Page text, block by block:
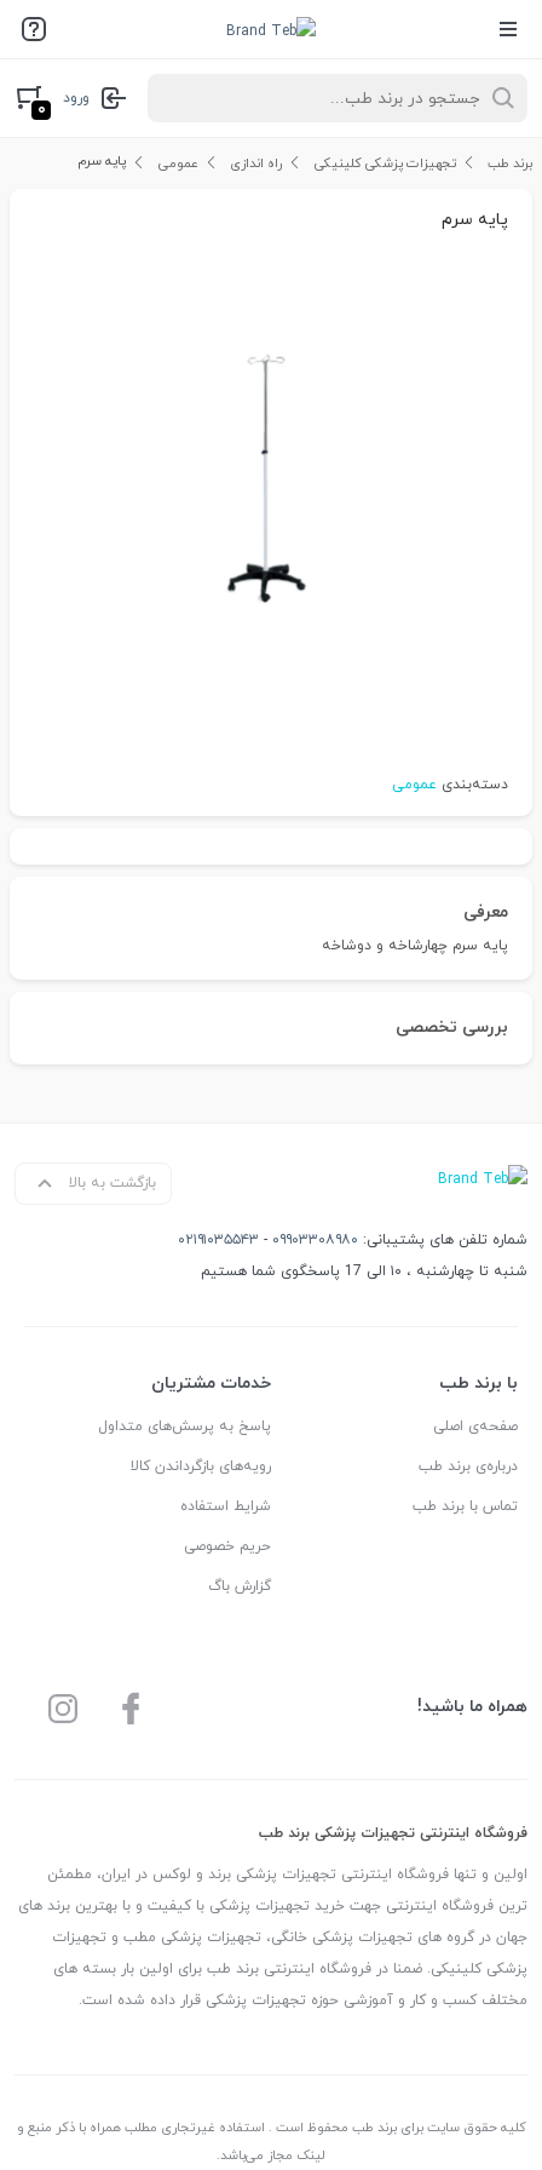
ورود
۰
برند طب تجهیزات پزشکی کلینیکی راه اندازی عمومی پایه سرم
پایه سرم
دسته‌بندی عمومی
معرفی
پایه سرم چهارشاخه و دوشاخه
بررسی تخصصی
بازگشت به بالا
شماره تلفن های پشتیبانی: ۰۹۹۰۳۳۰۸۹۸۰ - ۰۲۱۹۱۰۳۵۵۴۳
شنبه تا چهارشنبه ، ۱۰ الی 17 پاسخگوی شما هستیم
با برند طب
صفحه‌ی اصلی
درباره‌ی برند طب
تماس با برند طب
خدمات مشتریان
پاسخ به پرسش‌های متداول
رویه‌های بازگرداندن کالا
شرایط استفاده
حریم خصوصی
گزارش باگ
همراه ما باشید!
فروشگاه اینترنتی تجهیزات پزشکی برند طب
اولین و تنها فروشگاه اینترنتی تجهیزات پزشکی برند و لوکس در ایران، مطمئن
ترین فروشگاه اینترنتی جهت خرید تجهیزات پزشکی با کیفیت و با بهترین برند های
جهان در گروه های تجهیزات پزشکی خانگی، تجهیزات پزشکی مطب و تجهیزات
پزشکی کلینیکی. ضمنا در فروشگاه اینترنتی برند طب برای اولین بار بسته های
مختلف کسب و کار و آموزشی حوزه تجهیزات پزشکی قرار داده شده است.
کلیه حقوق سایت برای برند طب محفوظ است . استفاده غیرتجاری مطلب همراه با ذکر منبع و
لینک مجاز می‌باشد.